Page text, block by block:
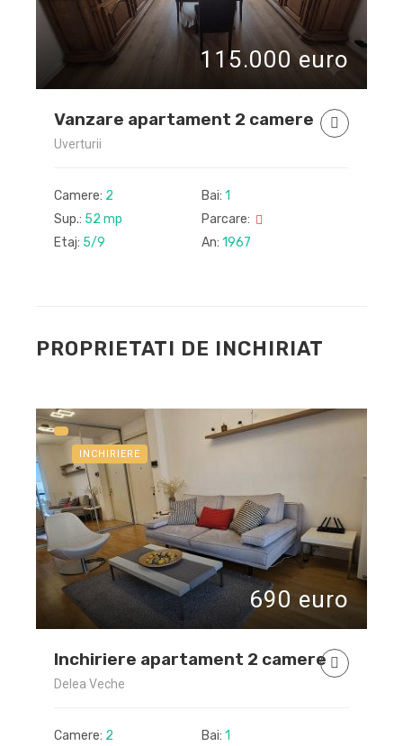
115.000 euro
Vanzare apartament 2 camere
Uverturii
Camere: 2 Bai: 1
Sup.: 52 mp
Parcare:
Etaj: 5/9 An: 1967
PROPRIETATI DE INCHIRIAT
INCHIRIERE
690 euro
Inchiriere apartament 2 camere
Delea Veche
Camere: 2 Bai: 1